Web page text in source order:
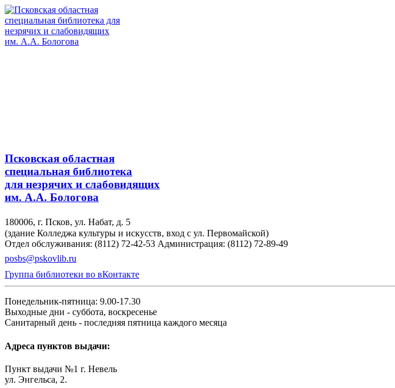
Псковская областная
специальная библиотека
для незрячих и слабовидящих
им. А.А. Бологова
180006, г. Псков, ул. Набат, д. 5
(здание Колледжа культуры и искусств, вход с ул. Первомайской)
Отдел обслуживания: (8112) 72-42-53 Администрация: (8112) 72-89-49
posbs@pskovlib.ru
Группа библиотеки во вКонтакте
Понедельник-пятница: 9.00-17.30
Выходные дни - суббота, воскресенье
Санитарный день - последняя пятница каждого месяца
Адреса пунктов выдачи:
Пункт выдачи №1 г. Невель
ул. Энгельса, 2.